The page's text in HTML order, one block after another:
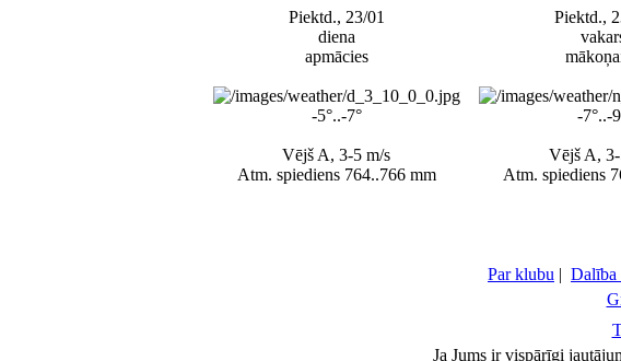
Piektd., 23/01
diena
apmācies
-5°..-7°
Vējš A, 3-5 m/s
Atm. spiediens 764..766 mm
Piektd.,
-7°..-
Vējš A,
Atm. spiediens
Par klubu | Dalība
Ja Jums ir vispārīgi